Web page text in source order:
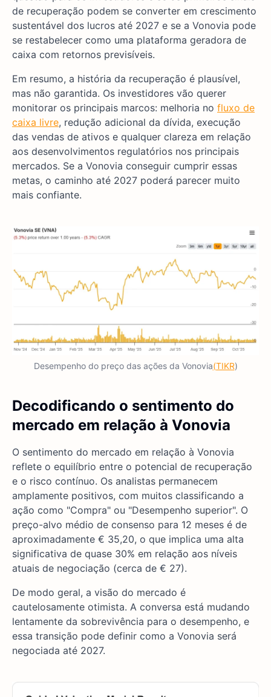
de recuperação podem se converter em crescimento
sustentável dos lucros até 2027 e se a Vonovia pode
se restabelecer como uma plataforma geradora de
caixa com retornos previsíveis.
Em resumo, a história da recuperação é plausível,
mas não garantida. Os investidores vão querer
monitorar os principais marcos: melhoria no fluxo de
caixa livre, redução adicional da dívida, execução
das vendas de ativos e qualquer clareza em relação
aos desenvolvimentos regulatórios nos principais
mercados. Se a Vonovia conseguir cumprir essas
metas, o caminho até 2027 poderá parecer muito
mais confiante.
Desempenho do preço das ações da Vonovia(TIKR)
Decodificando o sentimento do
mercado em relação à Vonovia
O sentimento do mercado em relação à Vonovia
reflete o equilíbrio entre o potencial de recuperação
e o risco contínuo. Os analistas permanecem
amplamente positivos, com muitos classificando a
ação como "Compra" ou "Desempenho superior". O
preço-alvo médio de consenso para 12 meses é de
aproximadamente € 35,20, o que implica uma alta
significativa de quase 30% em relação aos níveis
atuais de negociação (cerca de € 27).
De modo geral, a visão do mercado é
cautelosamente otimista. A conversa está mudando
lentamente da sobrevivência para o desempenho, e
essa transição pode definir como a Vonovia será
negociada até 2027.